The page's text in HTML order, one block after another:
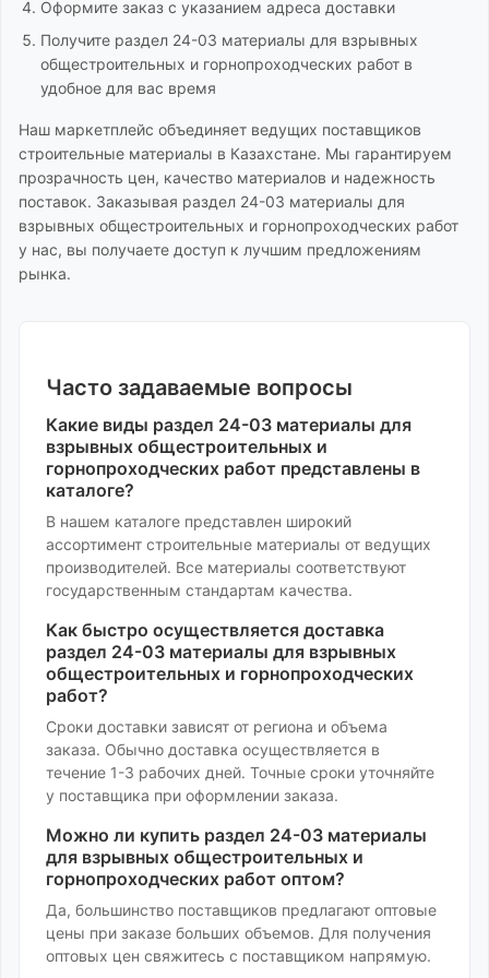
Оформите заказ с указанием адреса доставки
Получите раздел 24-03 материалы для взрывных
общестроительных и горнопроходческих работ в
удобное для вас время
Наш маркетплейс объединяет ведущих поставщиков
строительные материалы в Казахстане. Мы гарантируем
прозрачность цен, качество материалов и надежность
поставок. Заказывая раздел 24-03 материалы для
взрывных общестроительных и горнопроходческих работ
у нас, вы получаете доступ к лучшим предложениям
рынка.
Часто задаваемые вопросы
Какие виды раздел 24-03 материалы для
взрывных общестроительных и
горнопроходческих работ представлены в
каталоге?
В нашем каталоге представлен широкий
ассортимент строительные материалы от ведущих
производителей. Все материалы соответствуют
государственным стандартам качества.
Как быстро осуществляется доставка
раздел 24-03 материалы для взрывных
общестроительных и горнопроходческих
работ?
Сроки доставки зависят от региона и объема
заказа. Обычно доставка осуществляется в
течение 1-3 рабочих дней. Точные сроки уточняйте
у поставщика при оформлении заказа.
Можно ли купить раздел 24-03 материалы
для взрывных общестроительных и
горнопроходческих работ оптом?
Да, большинство поставщиков предлагают оптовые
цены при заказе больших объемов. Для получения
оптовых цен свяжитесь с поставщиком напрямую.